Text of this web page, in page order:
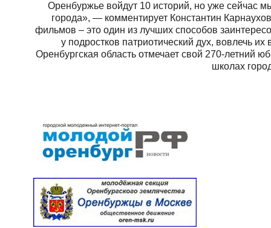
Оренбуржье войдут 10 историй, но уже сейчас
города», — комментирует Константин
фильмов – это один из лучших способов
у подростков патриотический дух, вовлечь
Оренбургская область отмечает свой 270-летний
школах